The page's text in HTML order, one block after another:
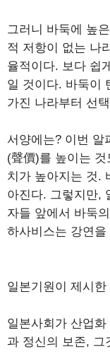
그러니 바둑에 높
적 저항이 없는 나
율적이다. 보다 쉽
일 것이다. 바둑이
가진 나라부터 선
서양에는? 이번 알
(聲價)를 높이는
치가 높아지는 것.
아진다. 그렇지만,
자들 앞에서 바둑
하사비스는 강연을
일본기원이 제시
일본사회가 산업
과 정신의 보존, 그